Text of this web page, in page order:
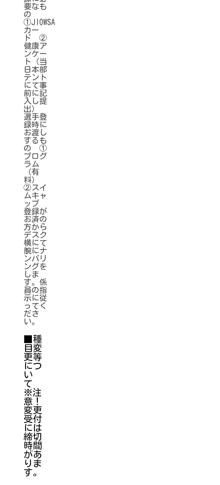
要なも
の
①JIOWSA
カー
ド ②
健康ア
ンケー
ト（当
日本部
テント
にて事
前に記
入し提
出）
選手登
録時に
お渡し
するも
の ①
プログ
ラム
（有
料）
②スイ
ムキャ
ップ
登録が
お済の
方から
デスク
横にて
腕にナ
ンバリ
ングを
しま
す。係
員の指
示に従
ってく
ださ
い。
■種
目変
更等
につ
い
て
※注
意！
変更
受付
には
締切
時間
があ
りま
す。